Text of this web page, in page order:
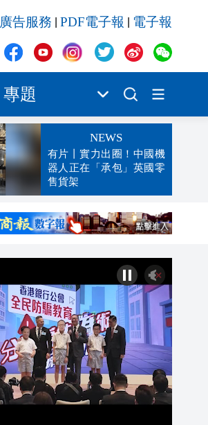
廣告服務 PDF電子報 電子報
專題
NEWS
有片丨實力出圈！中國機
器人正在「承包」英國零
售貨架